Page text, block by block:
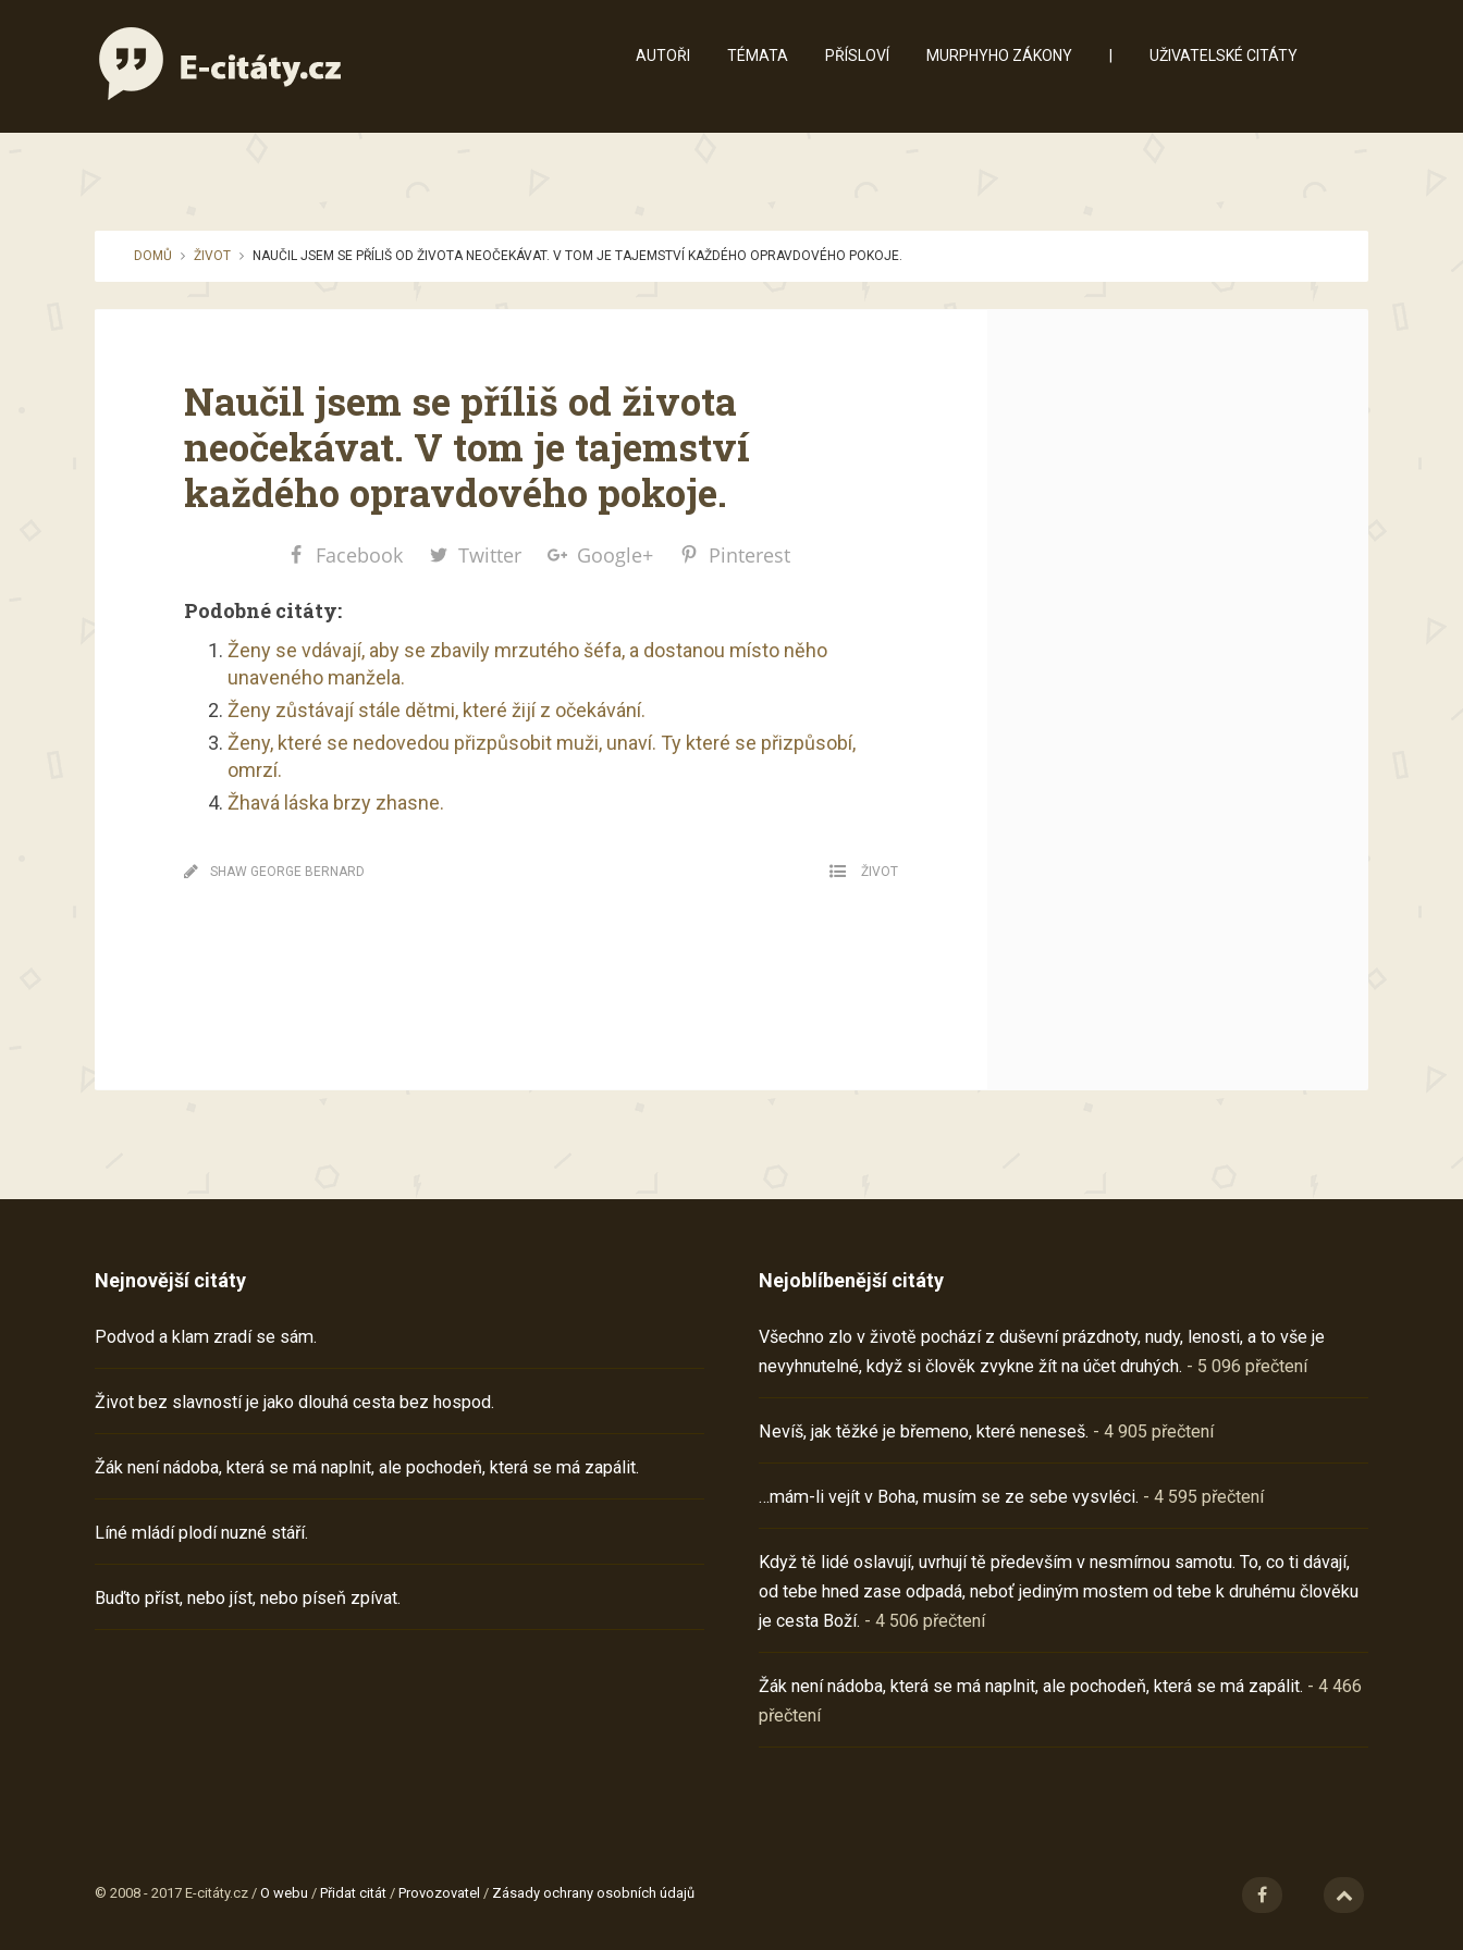
AUTOŘI TÉMATA PŘÍSLOVÍ MURPHYHO ZÁKONY UŽIVATELSKÉ CITÁTY
DOMŮ ŽIVOT NAUČIL JSEM SE PŘÍLIŠ OD ŽIVOTA NEOČEKÁVAT. V TOM JE TAJEMSTVÍ KAŽDÉHO OPRAVDOVÉHO POKOJE.
Naučil jsem se příliš od života
neočekávat. V tom je tajemství
každého opravdového pokoje.
Facebook Twitter Google+ Pinterest
Podobné citáty:
Ženy se vdávají, aby se zbavily mrzutého šéfa, a dostanou místo něho
unaveného manžela.
Ženy zůstávají stále dětmi, které žijí z očekávání.
Ženy, které se nedovedou přizpůsobit muži, unaví. Ty které se přizpůsobí,
omrzí.
Žhavá láska brzy zhasne.
SHAW GEORGE BERNARD ŽIVOT
Nejnovější citáty
Podvod a klam zradí se sám.
Život bez slavností je jako dlouhá cesta bez hospod.
Žák není nádoba, která se má naplnit, ale pochodeň, která se má zapálit.
Líné mládí plodí nuzné stáří.
Buďto příst, nebo jíst, nebo píseň zpívat.
Nejoblíbenější citáty
Všechno zlo v životě pochází z duševní prázdnoty, nudy, lenosti, a to vše je
nevyhnutelné, když si člověk zvykne žít na účet druhých. - 5 096 přečtení
Nevíš, jak těžké je břemeno, které neneseš. - 4 905 přečtení
…mám-li vejít v Boha, musím se ze sebe vysvléci. - 4 595 přečtení
Když tě lidé oslavují, uvrhují tě především v nesmírnou samotu. To, co ti dávají,
od tebe hned zase odpadá, neboť jediným mostem od tebe k druhému člověku
je cesta Boží. - 4 506 přečtení
Žák není nádoba, která se má naplnit, ale pochodeň, která se má zapálit. - 4 466
přečtení
© 2008 - 2017 E-citáty.cz / O webu / Přidat citát / Provozovatel / Zásady ochrany osobních údajů